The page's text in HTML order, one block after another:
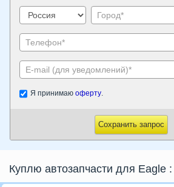
Я принимаю оферту.
Сохранить запрос
Куплю автозапчасти для Eagle :